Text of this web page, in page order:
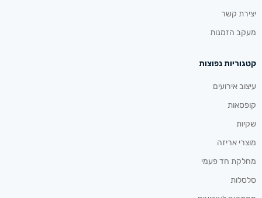
יצירת קשר
מעקב הזמנות
קטגוריות נפוצות
עיצוב אירועים
קופסאות
שקיות
מוצרי אריזה
מחלקת חד פעמי
סלסלות